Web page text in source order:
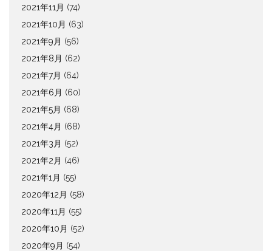
2021年11月 (74)
2021年10月 (63)
2021年9月 (56)
2021年8月 (62)
2021年7月 (64)
2021年6月 (60)
2021年5月 (68)
2021年4月 (68)
2021年3月 (52)
2021年2月 (46)
2021年1月 (55)
2020年12月 (58)
2020年11月 (55)
2020年10月 (52)
2020年9月 (54)